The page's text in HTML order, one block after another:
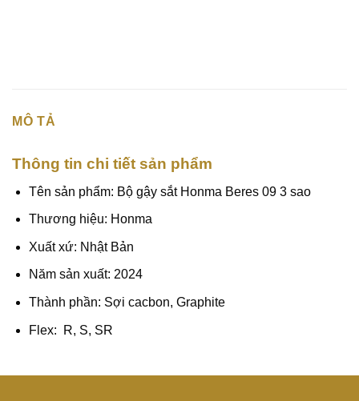
MÔ TẢ
Thông tin chi tiết sản phẩm
Tên sản phẩm: Bộ gậy sắt Honma Beres 09 3 sao
Thương hiệu: Honma
Xuất xứ: Nhật Bản
Năm sản xuất: 2024
Thành phần: Sợi cacbon, Graphite
Flex: R, S, SR